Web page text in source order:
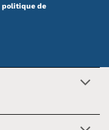
politique de